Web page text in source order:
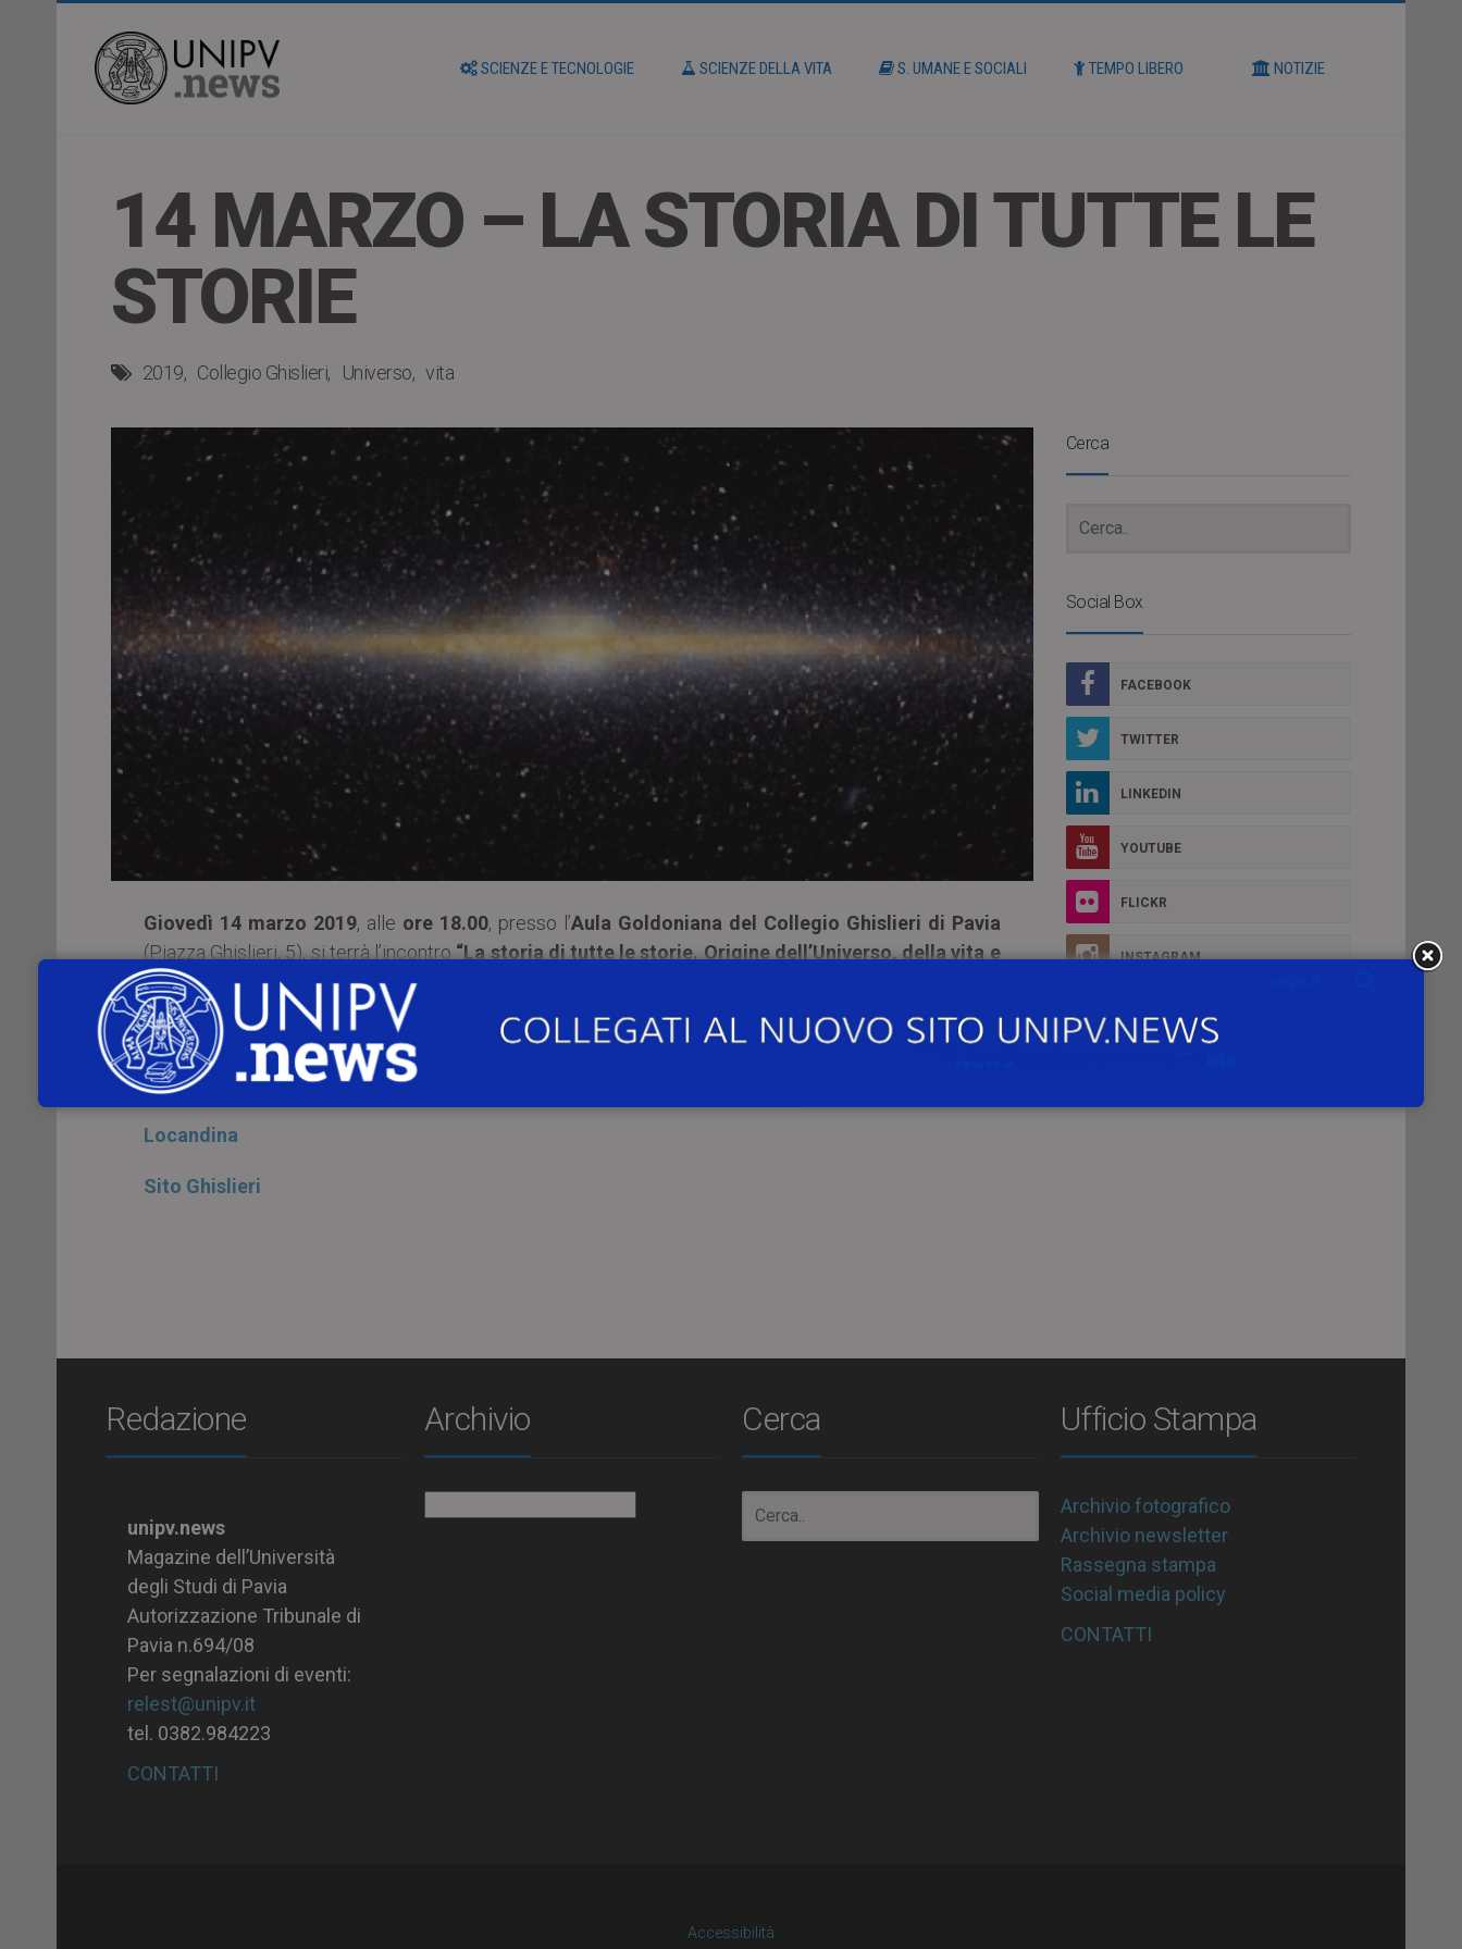
SCIENZE E TECNOLOGIE SCIENZE DELLA VITA S. UMANE E SOCIALI TEMPO LIBERO NOTIZIE
14 MARZO – LA STORIA DI TUTTE LE
STORIE
2019 Collegio Ghislieri Universo vita
Giovedì 14 marzo 2019, alle ore 18.00, presso l’Aula Goldoniana del Collegio Ghislieri di Pavia
(Piazza Ghislieri, 5), si terrà l’incontro “La storia di tutte le storie. Origine dell’Universo, della vita e
dell’uomo”
Relatore:
EDOARDO BONCINELLI, genetista
Locandina
Sito Ghislieri
Cerca
Social Box
FACEBOOK
TWITTER
LINKEDIN
YOUTUBE
FLICKR
INSTAGRAM
Redazione
unipv.news
Magazine dell’Università
degli Studi di Pavia
Autorizzazione Tribunale di
Pavia n.694/08
Per segnalazioni di eventi:
relest@unipv.it
tel. 0382.984223
CONTATTI
Archivio Cerca Ufficio Stampa
Archivio fotografico
Archivio newsletter
Rassegna stampa
Social media policy
CONTATTI
Accessibilità